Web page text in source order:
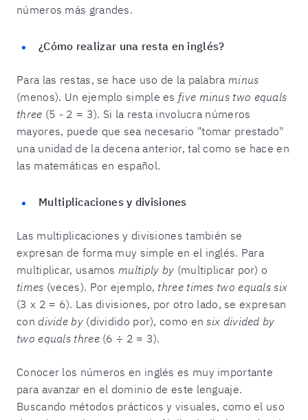
números más grandes.
¿Cómo realizar una resta en inglés?
Para las restas, se hace uso de la palabra minus
(menos). Un ejemplo simple es five minus two equals
three (5 - 2 = 3). Si la resta involucra números
mayores, puede que sea necesario "tomar prestado"
una unidad de la decena anterior, tal como se hace en
las matemáticas en español.
Multiplicaciones y divisiones
Las multiplicaciones y divisiones también se
expresan de forma muy simple en el inglés. Para
multiplicar, usamos multiply by (multiplicar por) o
times (veces). Por ejemplo, three times two equals six
(3 x 2 = 6). Las divisiones, por otro lado, se expresan
con divide by(dividido por), como ensix divided by
two equals three(6 ÷ 2 = 3).
Conocer los números en inglés es muy importante
para avanzar en el dominio de este lenguaje.
Buscando métodos prácticos y visuales, como el uso